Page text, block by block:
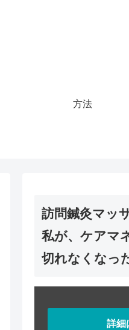
方法
訪問鍼灸マッ
私が、ケアマ
切れなくなっ
詳細